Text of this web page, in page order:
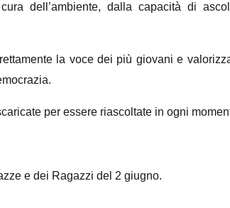
dell’ambiente, dalla capacità di
la voce dei più giovani e
per essere riascoltate in ogni
e dei Ragazzi del 2 giugno.